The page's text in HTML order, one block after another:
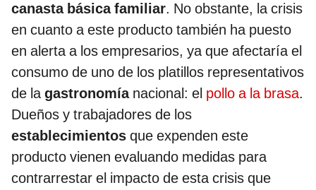
canasta básica familiar. No obstante, la crisis
en cuanto a este producto también ha puesto
en alerta a los empresarios, ya que afectaría el
consumo de uno de los platillos representativos
de lagastronomíanacional: el pollo a la brasa.
Dueños y trabajadores de los
establecimientos que expenden este
producto vienen evaluando medidas para
contrarrestar el impacto de esta crisis que